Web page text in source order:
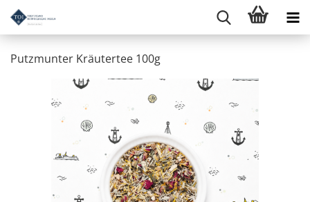
Putzmunter Kräutertee 100g